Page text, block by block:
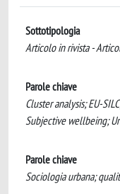
Sottotipologia
Articolo in rivista -
Parole chiave
Cluster analysis; EU-
Subjective wellbeing;
Parole chiave
Sociologia urbana;